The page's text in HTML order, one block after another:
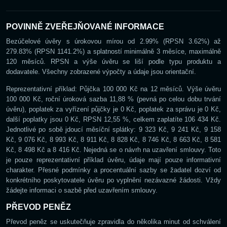
POVINNĚ ZVEŘEJŇOVANÉ INFORMACE
Bezúčelové úvěry s úrokovou mírou od 2.99% (RPSN 3.62%) až
279.83% (RPSN 1141.2%) a splatností minimálně 3 měsíce, maximálně
120 měsíců. RPSN a výše úvěru se liší podle typu produktu a
dodavatele. Všechny zobrazené výpočty a údaje jsou orientační.
Reprezentativní příklad: Půjčka 100 000 Kč na 12 měsíců. Výše úvěru
100 000 Kč, roční úroková sazba 11,88 % (pevná po celou dobu trvání
úvěru), poplatek za vyřízení půjčky je 0 Kč, poplatek za správu je 0 Kč,
další poplatky jsou 0 Kč, RPSN 12,55 %, celkem zaplatíte 106 434 Kč.
Jednotlivé po sobě jdoucí měsíční splátky: 9 323 Kč, 9 241 Kč, 9 158
Kč, 9 076 Kč, 8 993 Kč, 8 911 Kč, 8 828 Kč, 8 746 Kč, 8 663 Kč, 8 581
Kč, 8 498 Kč a 8 416 Kč. Nejedná se o návrh na uzavření smlouvy. Toto
je pouze reprezentativní příklad úvěru, údaje mají pouze informativní
charakter. Přesné podmínky a procentuální sazby se žadatel dozví od
konkrétního poskytovatele úvěru po vyplnění nezávazné žádosti. Vždy
žádejte informaci o sazbě před uzavřením smlouvy.
PŘEVOD PENĚZ
Převod peněz se uskutečňuje zpravidla do několika minut od schválení